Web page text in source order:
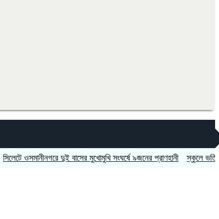
ওসমানীনগরে দুই বাসের মুখোমুখি সংঘর্ষে ৯জনের প্রাণহানী স্কুলে ভর্তিতে